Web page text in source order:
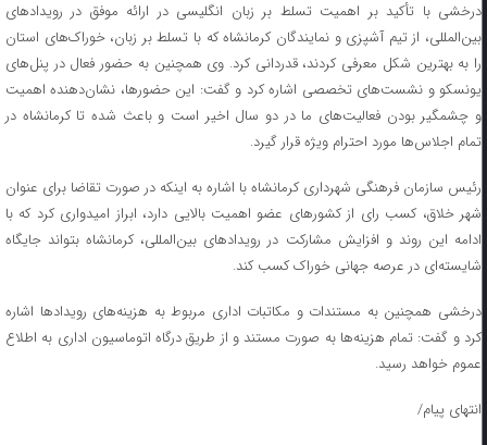
درخشی با تأکید بر اهمیت تسلط بر زبان انگلیسی در ارائه موفق در رویدادهای
بین‌المللی، از تیم آشپزی و نمایندگان کرمانشاه که با تسلط بر زبان، خوراک‌های استان
را به بهترین شکل معرفی کردند، قدردانی کرد. وی همچنین به حضور فعال در پنل‌های
یونسکو و نشست‌های تخصصی اشاره کرد و گفت: این حضورها، نشان‌دهنده اهمیت
و چشمگیر بودن فعالیت‌های ما در دو سال اخیر است و باعث شده تا کرمانشاه در
تمام اجلاس‌ها مورد احترام ویژه قرار گیرد.
رئیس سازمان فرهنگی شهرداری کرمانشاه با اشاره به اینکه در صورت تقاضا برای عنوان
شهر خلاق، کسب رای از کشورهای عضو اهمیت بالایی دارد، ابراز امیدواری کرد که با
ادامه این روند و افزایش مشارکت در رویدادهای بین‌المللی، کرمانشاه بتواند جایگاه
شایسته‌ای در عرصه جهانی خوراک کسب کند.
درخشی همچنین به مستندات و مکاتبات اداری مربوط به هزینه‌های رویدادها اشاره
کرد و گفت: تمام هزینه‌ها به صورت مستند و از طریق درگاه اتوماسیون اداری به اطلاع
عموم خواهد رسید.
انتهای پیام/